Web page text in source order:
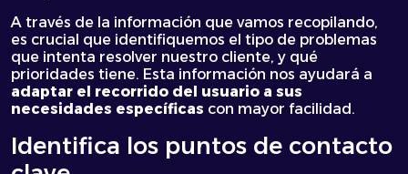
A través de la información que vamos recopilando,
es crucial que identifiquemos el tipo de problemas
que intenta resolver nuestro cliente, y qué
prioridades tiene. Esta información nos ayudará a
adaptar el recorrido del usuario a sus
necesidades específicas con mayor facilidad.
Identifica los puntos de contacto